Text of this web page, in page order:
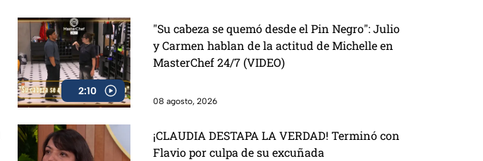
2:10
"Su cabeza se quemó desde el Pin Negro": Julio
y Carmen hablan de la actitud de Michelle en
MasterChef 24/7 (VIDEO)
08 agosto, 2026
¡CLAUDIA DESTAPA LA VERDAD! Terminó con
Flavio por culpa de su excuñada